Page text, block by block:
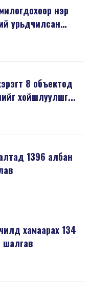
нэр
урьдчилсан
8 объектод
хийж, 3 хүнийг хойшлуулшг...
1396 албан
хамаарах 134
шалгав